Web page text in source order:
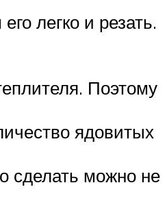
легко и резать.
Поэтому
ядовитых
сделать можно не